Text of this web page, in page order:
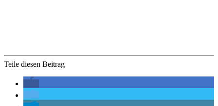
Teile diesen Beitrag